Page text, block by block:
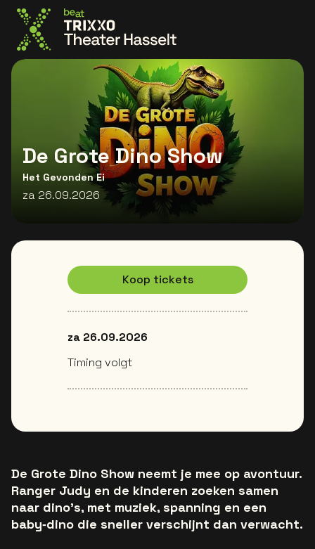
Ga naar de homepage
De Grote Dino Show
Het Gevonden Ei
za 26.09.2026
De Grote Dino Show neemt je mee op avontuur.
Ranger Judy en de kinderen zoeken samen
naar dino’s, met muziek, spanning en een
baby‑dino die sneller verschijnt dan verwacht.
Koop tickets
za 26.09.2026
Timing volgt